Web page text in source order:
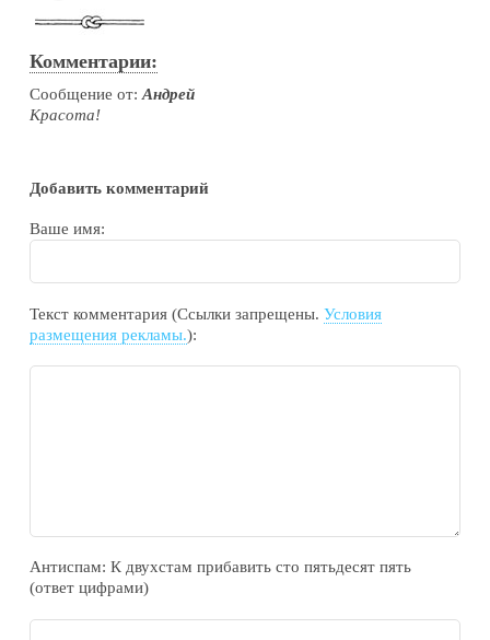
Комментарии:
Сообщение от:Андрей
Красота!
Добавить комментарий
Ваше имя:
Текст комментария (Ссылки запрещены.Условия
размещения рекламы.):
Антиспам: К двухcтам прибавить cто пятьдecят пять
(ответ цифрами)